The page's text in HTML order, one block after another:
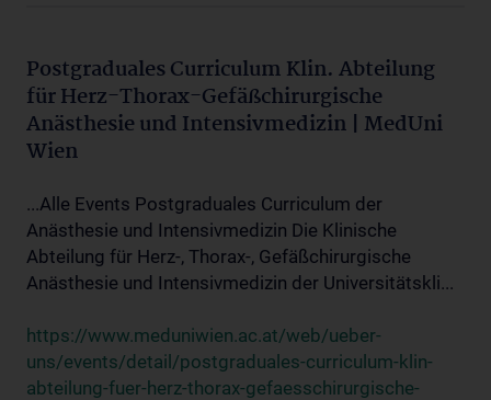
Postgraduales Curriculum Klin. Abteilung
für Herz-Thorax-Gefäßchirurgische
Anästhesie und Intensivmedizin | MedUni
Wien
...Alle Events Postgraduales Curriculum der
Anästhesie und Intensivmedizin Die Klinische
Abteilung für Herz-, Thorax-, Gefäßchirurgische
Anästhesie und Intensivmedizin der Universitätskli...
https://www.meduniwien.ac.at/web/ueber-
uns/events/detail/postgraduales-curriculum-klin-
abteilung-fuer-herz-thorax-gefaesschirurgische-